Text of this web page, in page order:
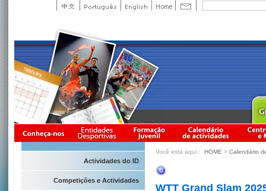
Actividades do ID
Competições e Actividades
Você está aqui： HOME > Calendário
WTT Grand Slam